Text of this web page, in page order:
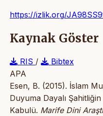
https://izlik.org/
Kaynak Göster
RIS /
Bibtex
APA
Esen, B. (2015). İslam
Duyuma Dayalı
Kabulü. Marife Dini